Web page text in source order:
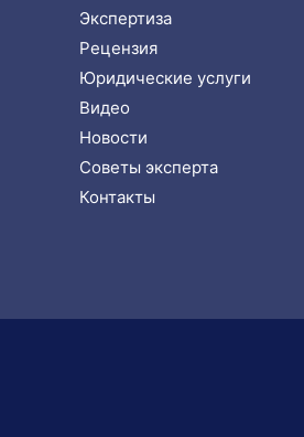
Экспертиза
Рецензия
Юридические услуги
Видео
Новости
Советы эксперта
Контакты